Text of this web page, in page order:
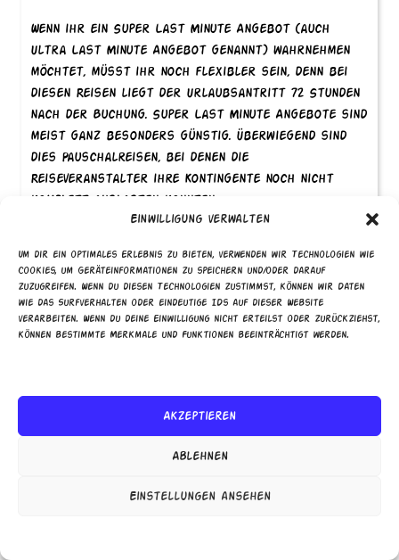
Einwilligung verwalten
Um dir ein optimales Erlebnis zu bieten, verwenden wir Technologien wie
Cookies, um Geräteinformationen zu speichern und/oder darauf
zuzugreifen. Wenn du diesen Technologien zustimmst, können wir Daten
wie das Surfverhalten oder eindeutige IDs auf dieser Website
verarbeiten. Wenn du deine Einwilligung nicht erteilst oder zurückziehst,
können bestimmte Merkmale und Funktionen beeinträchtigt werden.
Akzeptieren
Ablehnen
Einstellungen ansehen
Wenn ihr ein Super Last Minute Angebot (auch
Ultra Last Minute Angebot genannt) wahrnehmen
möchtet, müsst ihr noch flexibler sein, denn bei
diesen Reisen liegt der Urlaubsantritt 72 Stunden
nach der Buchung. Super Last Minute Angebote sind
meist ganz besonders günstig. Überwiegend sind
dies Pauschalreisen, bei denen die
Reiseveranstalter ihre Kontingente noch nicht
komplett auslasten konnten.
freien Plätze, die dann teilweise mit einem
Preisnachlass von bis zu 70 Prozent angeboten
werden. Super oder Ultra Last Minute ist
sozusagen eine nochmalige Steigerung von Last
Minute. Eine exakte Definition existiert jedoch
Minute Angebote nur wenige Tage vor Beginn der
günstiger als reguläre Reisen. Häufig werden